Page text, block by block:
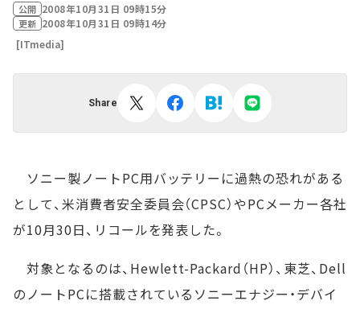
公開 2008年10月31日 09時15分
更新 2008年10月31日 09時14分
[ITmedia]
Share
ソニー製ノートPC用バッテリーに過熱の恐れがある
として、米消費者安全委員会（CPSC）やPCメーカー各社
が10月30日、リコールを発表した。
対象となるのは、Hewlett-Packard（HP）、東芝、Dell
のノートPCに搭載されているソニーエナジー・デバイ